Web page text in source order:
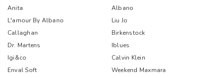
Anita
Albano
L'amour By Albano
Liu Jo
Callaghan
Birkenstock
Dr. Martens
Iblues
Igi&co
Calvin Klein
Enval Soft
Weekend Maxmara